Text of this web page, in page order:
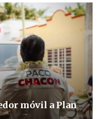
móvil a Plan